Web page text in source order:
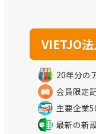
20年分の
会員限定
主要企業
最新の新